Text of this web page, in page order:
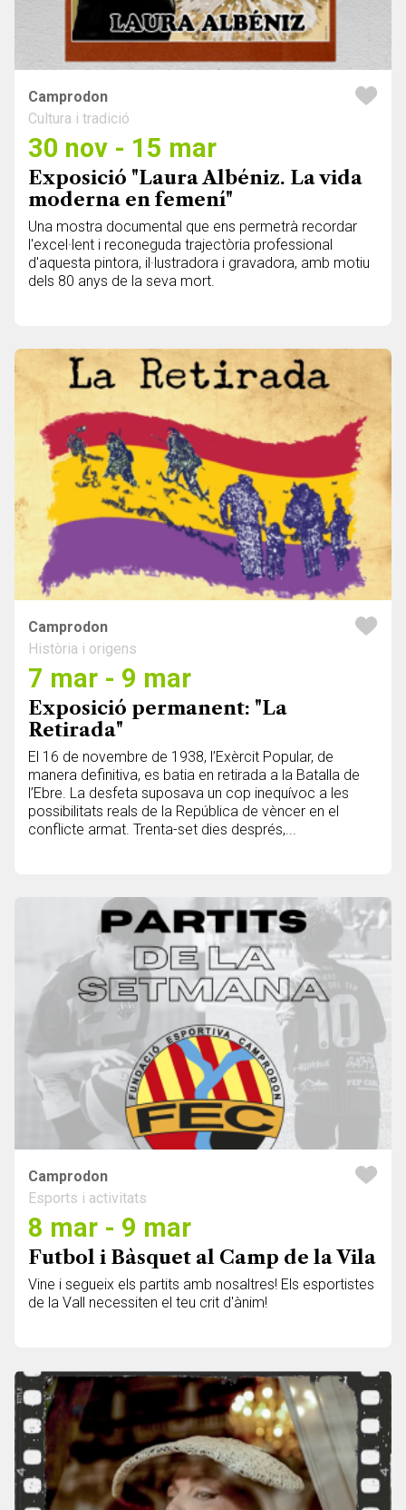
Camprodon
Cultura i tradició
30 nov - 15 mar
Exposició "Laura Albéniz. La vida
moderna en femení"
Una mostra documental que ens permetrà recordar
l'excel·lent i reconeguda trajectòria professional
d'aquesta pintora, il·lustradora i gravadora, amb motiu
dels 80 anys de la seva mort.
Camprodon
Història i origens
7 mar - 9 mar
Exposició permanent: "La
Retirada"
El 16 de novembre de 1938, l’Exèrcit Popular, de
manera definitiva, es batia en retirada a la Batalla de
l’Ebre. La desfeta suposava un cop inequívoc a les
possibilitats reals de la República de vèncer en el
conflicte armat. Trenta-set dies després,...
Camprodon
Esports i activitats
8 mar - 9 mar
Futbol i Bàsquet al Camp de la Vila
Vine i segueix els partits amb nosaltres! Els esportistes
de la Vall necessiten el teu crit d'ànim!